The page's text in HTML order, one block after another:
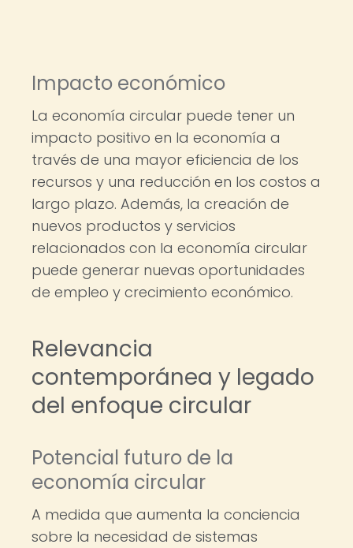
Impacto económico
La economía circular puede tener un
impacto positivo en la economía a
través de una mayor eficiencia de los
recursos y una reducción en los costos a
largo plazo. Además, la creación de
nuevos productos y servicios
relacionados con la economía circular
puede generar nuevas oportunidades
de empleo y crecimiento económico.
Relevancia
contemporánea y legado
del enfoque circular
Potencial futuro de la
economía circular
A medida que aumenta la conciencia
sobre la necesidad de sistemas